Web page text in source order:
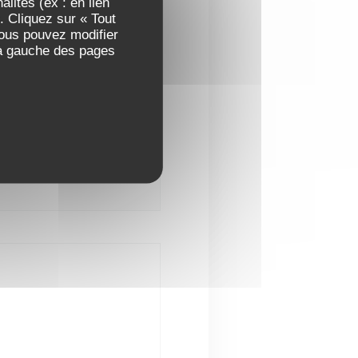
Cliquez sur « Tout
pouvez modifier
des pages
Fermé
fenêtre))